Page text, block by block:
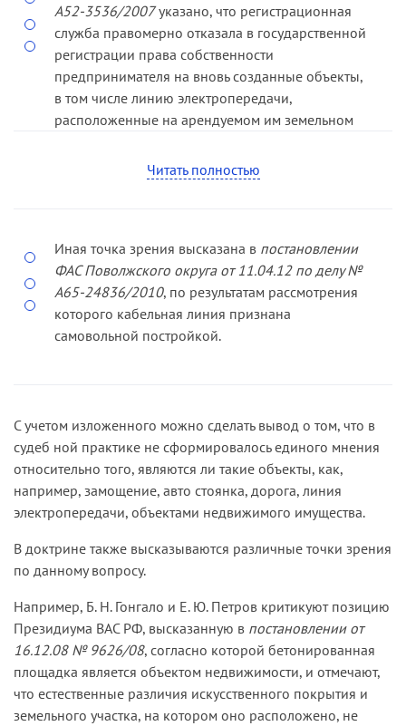
А52­-3536/2007указано, что регистрационная
служба правомерно отказала в госу­дарственной
регистрации права собственности
предпринимателя на вновь созданные объекты,
в том числе линию электропередачи,
расположенные на арендуемом им земельном
лишь как элементы благоустройства участка и не
относятся к объектам недвижимого имущества,
Читать полностью
Иная точка зрения высказана в постановлении
ФАС Поволж­ского округа от 11.04.12 по делу №
А65­-24836/2010, по результатам рассмотрения
которого кабельная линия признана
самовольной постройкой.
С учетом изложенного можно сделать вывод о том, что в
судеб­ ной практике не сформировалось единого мнения
относительно того, являются ли такие объекты, как,
например, замощение, авто­ стоянка, дорога, линия
электропередачи, объектами недвижимого имущества.
В доктрине также высказываются различные точки зрения
по данному вопросу.
Например, Б. Н. Гонгало и Е. Ю. Петров критикуют позицию
Президиума ВАС РФ, высказанную в постановлении от
16.12.08 № 9626/08, согласно которой бетонированная
площадка является объектом недвижимости, и отмечают,
что естественные различия искусственного покрытия и
земельного участка, на котором оно расположено, не